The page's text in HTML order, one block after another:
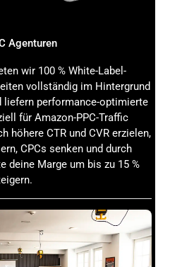
Datenschutz und
Engine Optimization
Wettbewerbsvorteil für
Optimization
sie im Online-
und
Engine Optimization
Es ist eine
dir hilft, deine Online-Präsenz
zu steigern und deine
– und das effizient und
Agenturen
wir 100 % White-Label-
vollständig im Hintergrund
liefern performance-optimierte
für Amazon-PPC-Traffic
höhere CTR und CVR erzielen,
CPCs senken und durch
deine Marge um bis zu 15 %